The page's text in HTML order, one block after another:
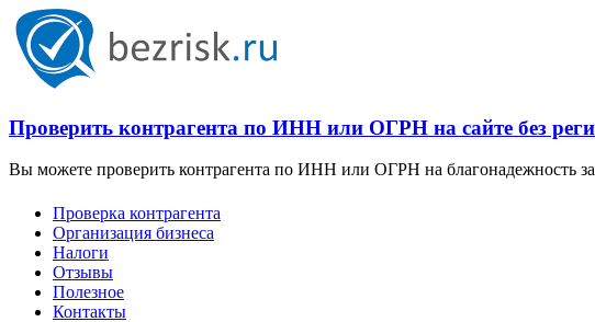
Проверить контрагента по ИНН или ОГРН на сайте без
Вы можете проверить контрагента по ИНН или ОГРН на благонадежность
Проверка контрагента
Организация бизнеса
Налоги
Отзывы
Полезное
Контакты